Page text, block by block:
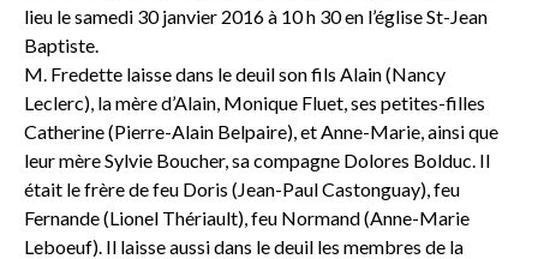
lieu le samedi 30 janvier 2016 à 10 h 30 en l’église St-Jean
Baptiste.
M. Fredette laisse dans le deuil son fils Alain (Nancy
Leclerc), la mère d’Alain, Monique Fluet, ses petites-filles
Catherine (Pierre-Alain Belpaire), et Anne-Marie, ainsi que
leur mère Sylvie Boucher, sa compagne Dolores Bolduc. Il
était le frère de feu Doris (Jean-Paul Castonguay), feu
Fernande (Lionel Thériault), feu Normand (Anne-Marie
Leboeuf). Il laisse aussi dans le deuil les membres de la